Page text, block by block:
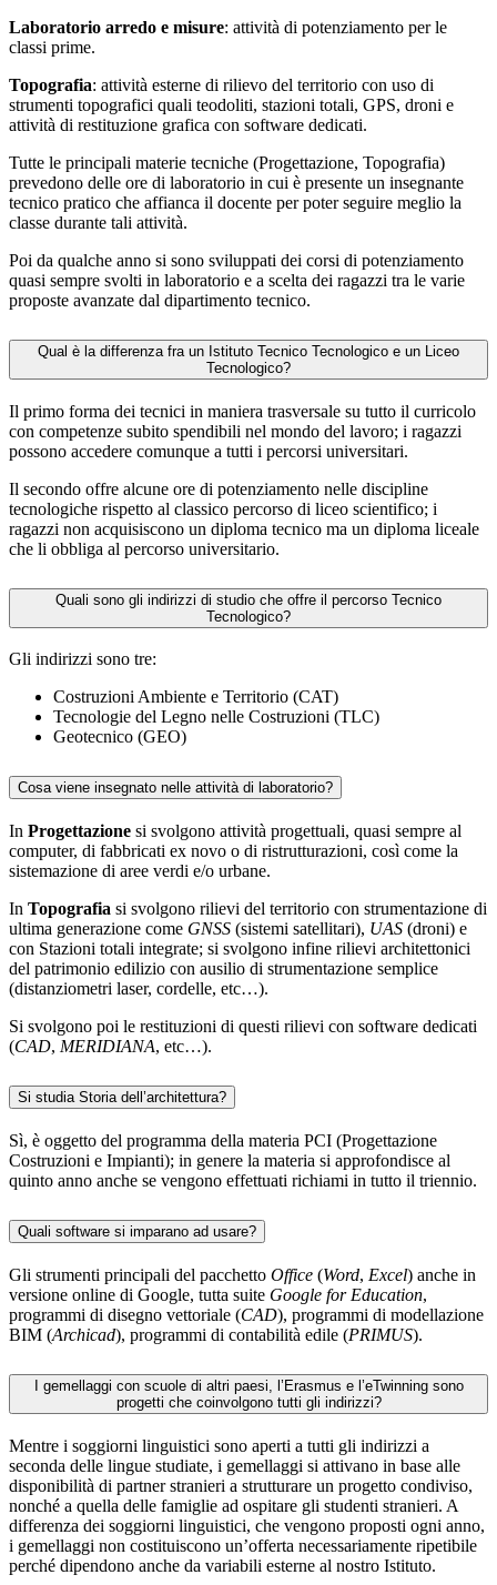
Laboratorio arredo e misure: attività di potenziamento per le
classi prime.
Topografia: attività esterne di rilievo del territorio con uso di
strumenti topografici quali teodoliti, stazioni totali, GPS, droni e
attività di restituzione grafica con software dedicati.
Tutte le principali materie tecniche (Progettazione, Topografia)
prevedono delle ore di laboratorio in cui è presente un insegnante
tecnico pratico che affianca il docente per poter seguire meglio la
classe durante tali attività.
Poi da qualche anno si sono sviluppati dei corsi di potenziamento
quasi sempre svolti in laboratorio e a scelta dei ragazzi tra le varie
proposte avanzate dal dipartimento tecnico.
Qual è la differenza fra un Istituto Tecnico Tecnologico e un Liceo
Tecnologico?
Il primo forma dei tecnici in maniera trasversale su tutto il curricolo
con competenze subito spendibili nel mondo del lavoro; i ragazzi
possono accedere comunque a tutti i percorsi universitari.
Il secondo offre alcune ore di potenziamento nelle discipline
tecnologiche rispetto al classico percorso di liceo scientifico; i
ragazzi non acquisiscono un diploma tecnico ma un diploma liceale
che li obbliga al percorso universitario.
Quali sono gli indirizzi di studio che offre il percorso Tecnico
Tecnologico?
Gli indirizzi sono tre:
Costruzioni Ambiente e Territorio (CAT)
Tecnologie del Legno nelle Costruzioni (TLC)
Geotecnico (GEO)
Cosa viene insegnato nelle attività di laboratorio?
In Progettazione si svolgono attività progettuali, quasi sempre al
computer, di fabbricati ex novo o di ristrutturazioni, così come la
sistemazione di aree verdi e/o urbane.
In Topografia si svolgono rilievi del territorio con strumentazione di
ultima generazione come GNSS (sistemi satellitari), UAS (droni) e
con Stazioni totali integrate; si svolgono infine rilievi architettonici
del patrimonio edilizio con ausilio di strumentazione semplice
(distanziometri laser, cordelle, etc…).
Si svolgono poi le restituzioni di questi rilievi con software dedicati
(CAD, MERIDIANA, etc…).
Si studia Storia dell’architettura?
Sì, è oggetto del programma della materia PCI (Progettazione
Costruzioni e Impianti); in genere la materia si approfondisce al
quinto anno anche se vengono effettuati richiami in tutto il triennio.
Quali software si imparano ad usare?
Gli strumenti principali del pacchetto Office (Word, Excel) anche in
versione online di Google, tutta suite Google for Education,
programmi di disegno vettoriale (CAD), programmi di modellazione
BIM (Archicad), programmi di contabilità edile (PRIMUS).
I gemellaggi con scuole di altri paesi, l’Erasmus e l’eTwinning sono
progetti che coinvolgono tutti gli indirizzi?
Mentre i soggiorni linguistici sono aperti a tutti gli indirizzi a
seconda delle lingue studiate, i gemellaggi si attivano in base alle
disponibilità di partner stranieri a strutturare un progetto condiviso,
nonché a quella delle famiglie ad ospitare gli studenti stranieri. A
differenza dei soggiorni linguistici, che vengono proposti ogni anno,
i gemellaggi non costituiscono un’offerta necessariamente ripetibile
perché dipendono anche da variabili esterne al nostro Istituto.